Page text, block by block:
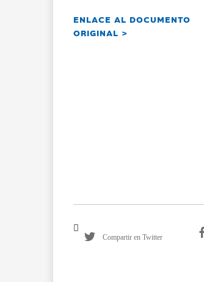
ENLACE AL DOCUMENTO
ORIGINAL >
Compartir en Twitter